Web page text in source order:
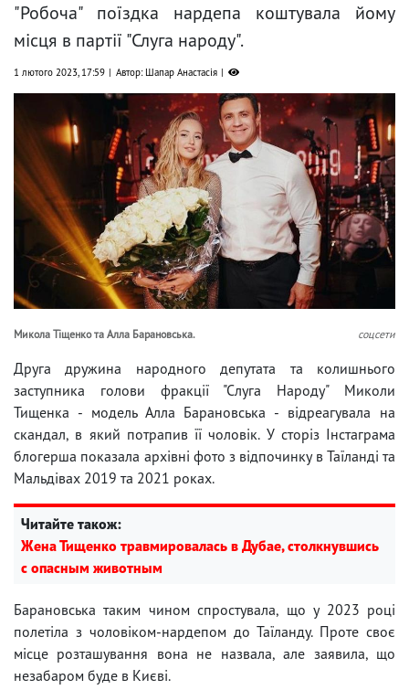
"Робоча" поїздка нардепа коштувала йому
місця в партії "Слуга народу".
1 лютого 2023, 17:59 Автор: Шапар Анастасія
Микола Тіщенко та Алла Барановська. соцсети
Друга дружина народного депутата та колишнього
заступника голови фракції "Слуга Народу" Миколи
Тищенка - модель Алла Барановська - відреагувала на
скандал, в який потрапив її чоловік. У сторіз Інстаграма
блогерша показала архівні фото з відпочинку в Таїланді та
Мальдівах 2019 та 2021 роках.
Читайте також:
Жена Тищенко травмировалась в Дубае, столкнувшись
с опасным животным
Барановська таким чином спростувала, що у 2023 році
полетіла з чоловіком-нардепом до Таїланду. Проте своє
місце розташування вона не назвала, але заявила, що
незабаром буде в Києві.